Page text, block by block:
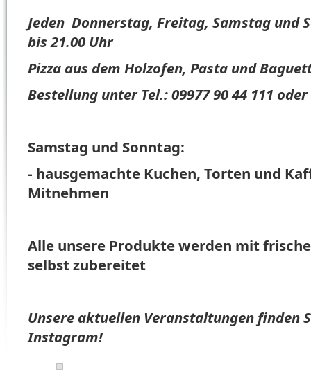
Jeden Donnerstag, Freitag, Samstag und
bis 21.00 Uhr
Pizza aus dem Holzofen, Pasta und
Bestellung unter Tel.: 09977 90 44 111 oder
Samstag und Sonntag:
- hausgemachte Kuchen, Torten und
Mitnehmen
Alle unsere Produkte werden mit
selbst zubereitet
Unsere aktuellen Veranstaltungen finden
Instagram!